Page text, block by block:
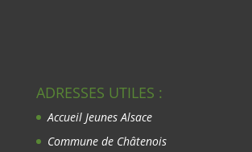
ADRESSES UTILES :
Accueil Jeunes Alsace
Commune de Châtenois